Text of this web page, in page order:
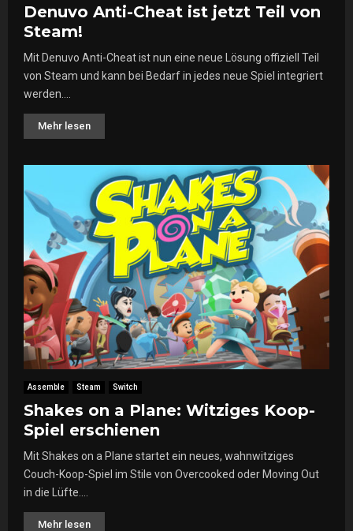
Denuvo Anti-Cheat ist jetzt Teil von
Steam!
Mit Denuvo Anti-Cheat ist nun eine neue Lösung offiziell Teil
von Steam und kann bei Bedarf in jedes neue Spiel integriert
werden....
Mehr lesen
Assemble Steam Switch
Shakes on a Plane: Witziges Koop-
Spiel erschienen
Mit Shakes on a Plane startet ein neues, wahnwitziges
Couch-Koop-Spiel im Stile von Overcooked oder Moving Out
in die Lüfte....
Mehr lesen